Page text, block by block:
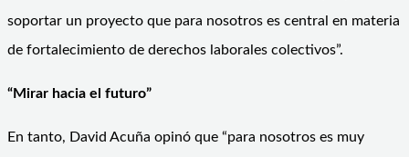
soportar un proyecto que para nosotros es central en materia
de fortalecimiento de derechos laborales colectivos”.
“Mirar hacia el futuro”
En tanto, David Acuña opinó que “para nosotros es muy